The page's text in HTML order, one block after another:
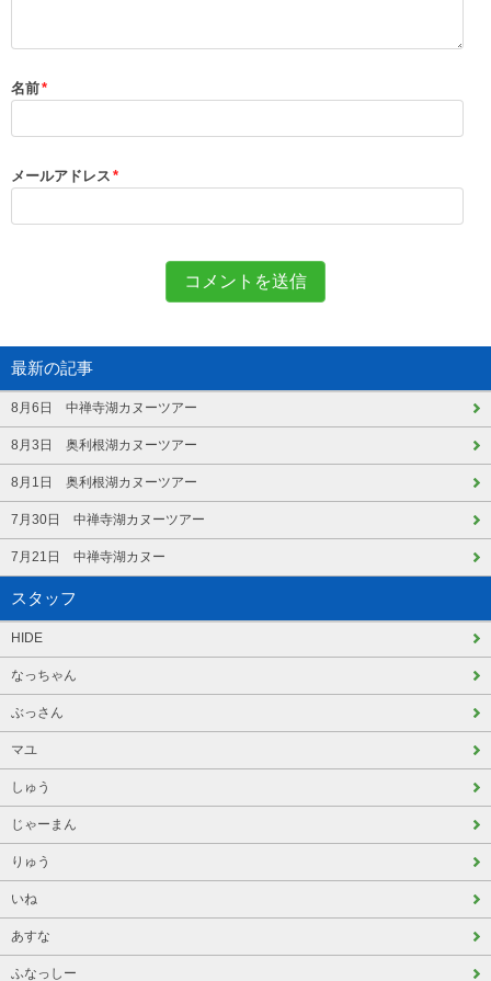
名前*
メールアドレス *
最新の記事
8月6日 中禅寺湖カヌーツアー
8月3日 奥利根湖カヌーツアー
8月1日 奥利根湖カヌーツアー
7月30日 中禅寺湖カヌーツアー
7月21日 中禅寺湖カヌー
スタッフ
HIDE
なっちゃん
ぶっさん
マユ
しゅう
じゃーまん
りゅう
いね
あすな
ふなっしー